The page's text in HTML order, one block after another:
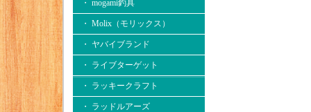
・ mogami釣具
・ Molix（モリックス）
・ ヤバイブランド
・ ライブターゲット
・ ラッキークラフト
・ ラッドルアーズ